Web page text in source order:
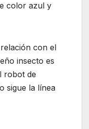
color azul y
con el
insecto es
robot de
sigue la línea